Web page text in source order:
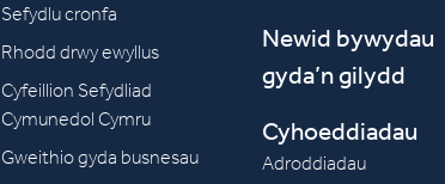
Sefydlu cronfa
Rhodd drwy ewyllus
Cyfeillion Sefydliad
Cymunedol Cymru
Gweithio gyda busnesau
Newid bywydau
gyda’n gilydd
Cyhoeddiadau
Adroddiadau